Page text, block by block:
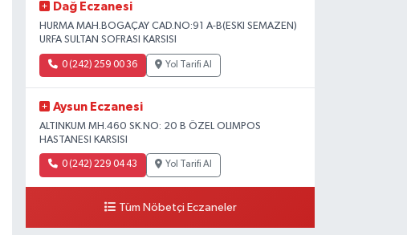
Dağ Eczanesi
HURMA MAH.BOGAÇAY CAD.NO:91 A-B(ESKI SEMAZEN)
URFA SULTAN SOFRASI KARSISI
0 (242) 259 00 36 Yol Tarifi Al
Aysun Eczanesi
ALTINKUM MH.460 SK.NO: 20 B ÖZEL OLIMPOS
HASTANESI KARSISI
0 (242) 229 04 43 Yol Tarifi Al
Tüm Nöbetçi Eczaneler